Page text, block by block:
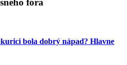
fóra
bola dobrý nápad? Hlavne